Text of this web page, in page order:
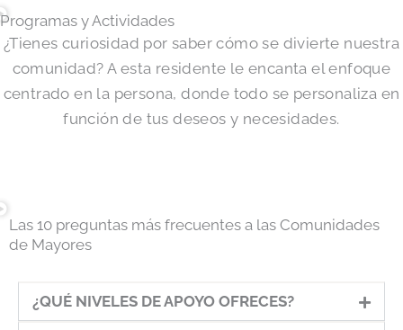
Programas y Actividades
¿Tienes curiosidad por saber cómo se divierte nuestra
comunidad? A esta residente le encanta el enfoque
centrado en la persona, donde todo se personaliza en
función de tus deseos y necesidades.
Las 10 preguntas más frecuentes a las Comunidades
de Mayores
¿QUÉ NIVELES DE APOYO OFRECES?